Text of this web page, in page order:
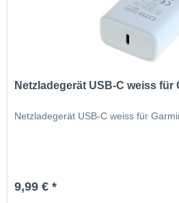
Netzladegerät USB-C weiss für
Netzladegerät USB-C weiss für
9,99 € *